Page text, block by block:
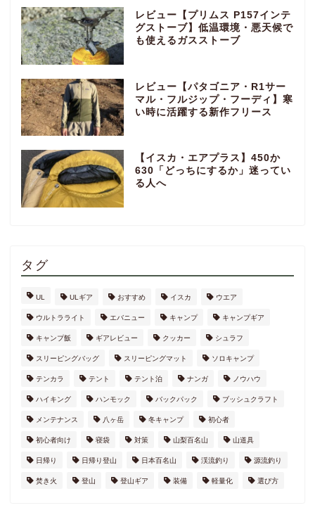
レビュー【プリムス P157インテ
グストーブ】低温環境・悪天候で
も使えるガスストーブ
レビュー【パタゴニア・R1サー
マル・フルジップ・フーディ】寒
い時に活躍する新作フリース
【イスカ・エアプラス】450か
630「どっちにするか」迷ってい
る人へ
タグ
UL ULギア おすすめ イスカ ウエア
ウルトラライト エバニュー キャンプ キャンプギア
キャンプ飯 ギアレビュー クッカー シュラフ
スリーピングバッグ スリーピングマット ソロキャンプ
テンカラ テント テント泊 ナンガ ノウハウ
ハイキング ハンモック バックパック ブッシュクラフト
メンテナンス 八ヶ岳 冬キャンプ 初心者
初心者向け 寝袋 対策 山梨百名山 山道具
日帰り 日帰り登山 日本百名山 渓流釣り 源流釣り
焚き火 登山 登山ギア 装備 軽量化 選び方